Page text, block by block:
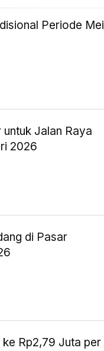
Periode Mei
Jalan Raya
2026
di Pasar
Rp2,79 Juta per